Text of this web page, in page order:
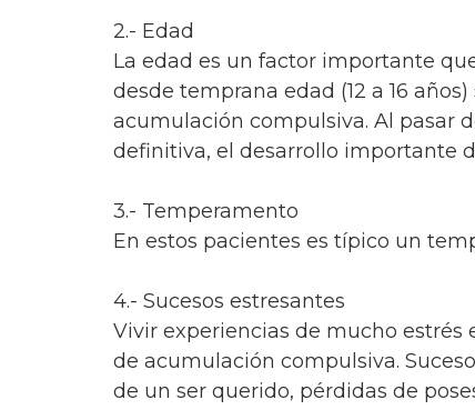
2.- Edad
La edad es un factor importante
desde temprana edad (12 a 16
acumulación compulsiva. Al pasar
definitiva, el desarrollo importante
3.- Temperamento
En estos pacientes es típico un
4.- Sucesos estresantes
Vivir experiencias de mucho estrés
de acumulación compulsiva.
de un ser querido, pérdidas de